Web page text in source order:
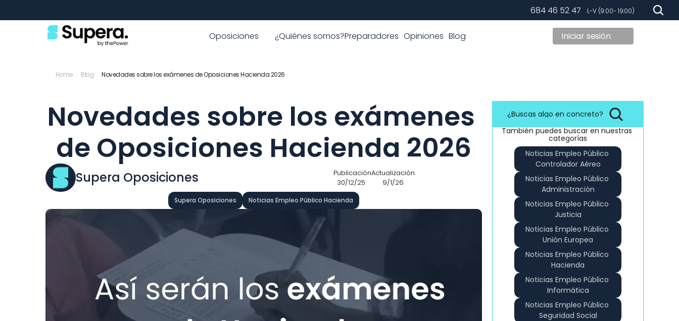
684 46 52 47
   L-V (9:00- 19:00)
Oposiciones ¿Quiénes somos?Preparadores Opiniones Blog Iniciar sesión
Home Blog Novedades sobre los exámenes de Oposiciones Hacienda 2026
Novedades sobre los exámenes
de Oposiciones Hacienda 2026
Supera Oposiciones
Publicación
30/12/25
Actualización
9/1/26
Supera Oposiciones Noticias Empleo Público Hacienda
¿Buscas algo en concreto?
También puedes buscar en nuestras
categorías
Noticias Empleo Público
Controlador Aéreo
Noticias Empleo Público
Administración
Noticias Empleo Público
Justicia
Noticias Empleo Público
Unión Europea
Noticias Empleo Público
Hacienda
Noticias Empleo Público
Informática
Noticias Empleo Público
Seguridad Social